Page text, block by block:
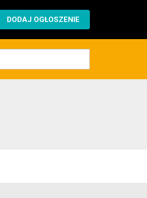
DODAJ OGŁOSZENIE